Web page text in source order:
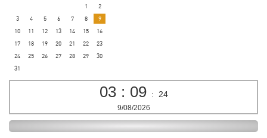
1
2
3
4 5 6 7 8
9
10
11 12 13 14 15
16
17
18 19 20 21 22
23
24
25 26 27 28 29
30
31
03 : 09 : 24
9/08/2026